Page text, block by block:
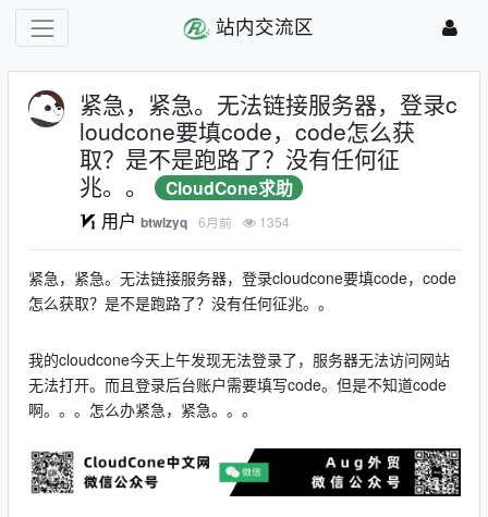
站内交流区
紧急，紧急。无法链接服务器，登录c
loudcone要填code，code怎么获
取？是不是跑路了？没有任何征
兆。。 CloudCone求助
用户btwlzyq 6月前 1354
紧急，紧急。无法链接服务器，登录cloudcone要填code，code
怎么获取？是不是跑路了？没有任何征兆。。
我的cloudcone今天上午发现无法登录了，服务器无法访问网站
无法打开。而且登录后台账户需要填写code。但是不知道code
啊。。。怎么办紧急，紧急。。。